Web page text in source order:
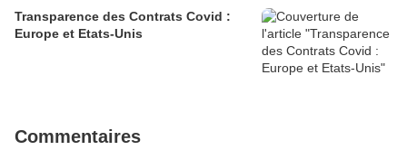
Transparence des Contrats Covid :
Europe et Etats-Unis
Commentaires